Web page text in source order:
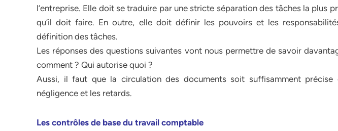
l’entreprise. Elle doit se traduire par une stricte séparation des tâches la plus
qu’il doit faire. En outre, elle doit définir les pouvoirs et les
définition des tâches.
Les réponses des questions suivantes vont nous permettre de savoir
comment ? Qui autorise quoi ?
Aussi, il faut que la circulation des documents soit suffisamment précise
négligence et les retards.
Les contrôles de base du travail comptable